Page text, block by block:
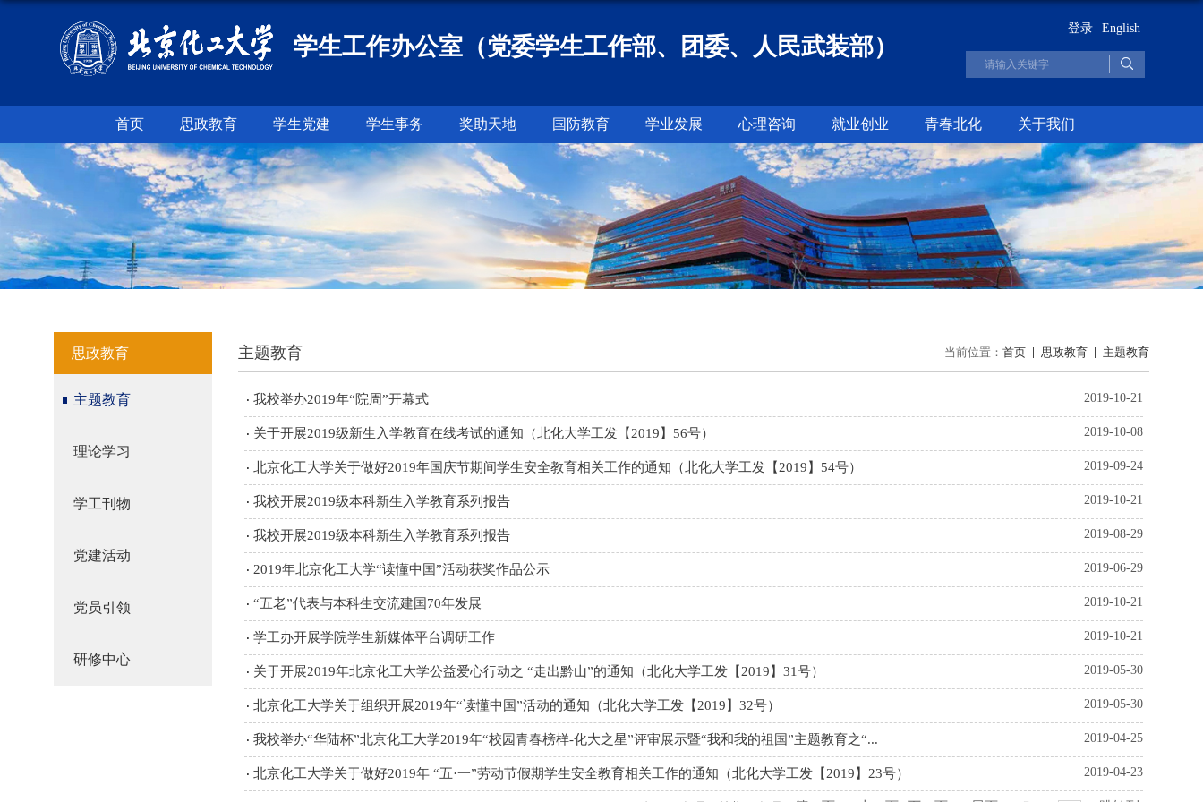
学生工作办公室（党委学生工作部、团委、人民武装部）
登录 English
首页 思政教育 学生党建 学生事务 奖助天地 国防教育 学业发展 心理咨询 就业创业 青春北化 关于我们
思政教育
主题教育
理论学习
学工刊物
党建活动
党员引领
研修中心
当前位置： 首页 思政教育 主题教育
主题教育
我校举办2019年“院周”开幕式 2019-10-21
关于开展2019级新生入学教育在线考试的通知（北化大学工发【2019】56号） 2019-10-08
北京化工大学关于做好2019年国庆节期间学生安全教育相关工作的通知（北化大学工发【2019】54号） 2019-09-24
我校开展2019级本科新生入学教育系列报告 2019-10-21
我校开展2019级本科新生入学教育系列报告 2019-08-29
2019年北京化工大学“读懂中国”活动获奖作品公示 2019-06-29
“五老”代表与本科生交流建国70年发展 2019-10-21
学工办开展学院学生新媒体平台调研工作 2019-10-21
关于开展2019年北京化工大学公益爱心行动之 “走出黔山”的通知（北化大学工发【2019】31号） 2019-05-30
北京化工大学关于组织开展2019年“读懂中国”活动的通知（北化大学工发【2019】32号） 2019-05-30
我校举办“华陆杯”北京化工大学2019年“校园青春榜样-化大之星”评审展示暨“我和我的祖国”主题教育之“... 2019-04-25
北京化工大学关于做好2019年 “五·一”劳动节假期学生安全教育相关工作的通知（北化大学工发【2019】23号） 2019-04-23